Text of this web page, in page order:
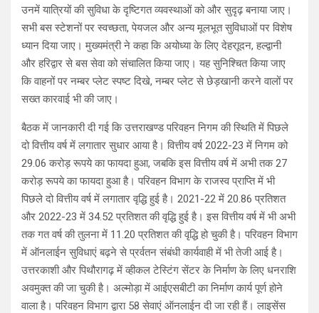
उनमें यात्रियों की सुविधा के दृष्टिगत व्यवस्थाओं को और सुदृढ़ बनाया जाए।
सभी बस स्टेशनों पर स्वच्छता, पेयजल और अन्य मूलभूत सुविधाओं पर विशेष
ध्यान दिया जाए। मुख्यमंत्री ने कहा कि अयोध्या के लिए देहराूदन, हल्द्वानी
और हरिद्वार से बस सेवा को संचालित किया जाए। यह सुनिश्चित किया जाए
कि वाहनों पर नम्बर प्लेट स्पष्ट दिखे, नम्बर प्लेट से छेड़खानी करने वालों पर
सख्त कारवाई भी की जाए।
बैठक में जानकारी दी गई कि उत्तराखण्ड परिवहन निगम की स्थिति में पिछले
दो वित्तीय वर्ष में लगातार सुधार आया है। वित्तीय वर्ष 2022-23 में निगम को
29.06 करोड़ रूपये का फायदा हुआ, जबकि इस वित्तीय वर्ष में अभी तक 27
करोड़ रूपये का फायदा हुआ है। परिवहन विभाग के राजस्व प्राप्ति में भी
पिछले दो वित्तीय वर्ष में लगातार वृद्धि हुई है। 2021-22 में 20.86 प्रतिशत
और 2022-23 में 34.52 प्रतिशत की वृद्धि हुई है। इस वित्तीय वर्ष में भी अभी
तक गत वर्ष की तुलना में 11.20 प्रतिशत की वृद्धि हो चुकी है। परिवहन विभाग
में ऑनलाईन सुविधाएं बढ़ने से प्रर्वतन संबंधी कार्यवाही में भी तेजी आई है।
उत्तरकाशी और पिथौरागढ़ में व्हीकल टेस्टिंग सेंटर के निर्माण के लिए धनराशि
अवमुक्त की जा चुकी है। अल्मोड़ा में आईएसबीटी का निर्माण कार्य पूर्ण होने
वाला है। परिवहन विभाग द्वारा 58 सेवाएं ऑनलाईन दी जा रही हैं। लाइसेंस